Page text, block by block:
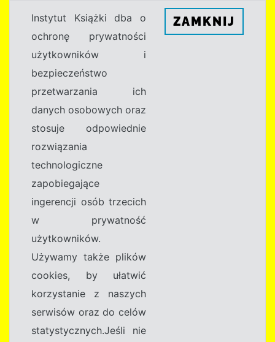
Instytut Książki dba o
ochronę prywatności
użytkowników i
bezpieczeństwo
przetwarzania ich
danych osobowych oraz
stosuje odpowiednie
rozwiązania
technologiczne
zapobiegające
ingerencji osób trzecich
w prywatność
użytkowników.
Używamy także plików
cookies, by ułatwić
korzystanie z naszych
serwisów oraz do celów
statystycznych.Jeśli nie
ZAMKNIJ